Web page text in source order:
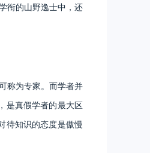
衔的山野逸士中，还
称为专家。而学者并
是真假学者的最大区
待知识的态度是傲慢